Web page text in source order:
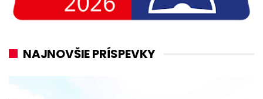
NAJNOVŠIE PRÍSPEVKY